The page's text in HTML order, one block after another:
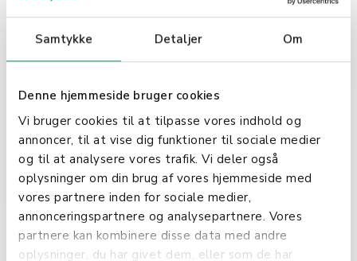
Samtykke Detaljer Om
Denne hjemmeside bruger cookies
Vi bruger cookies til at tilpasse vores indhold og
annoncer, til at vise dig funktioner til sociale medier
og til at analysere vores trafik. Vi deler også
oplysninger om din brug af vores hjemmeside med
vores partnere inden for sociale medier,
annonceringspartnere og analysepartnere. Vores
partnere kan kombinere disse data med andre
oplysninger, du har givet dem, eller som de har
De viktigste
funksjonene i en
kommer med en rekke funksjoner
designet for å møte behovene til
både små og store virksomheter.
Viktige funksjoner inkluderer
kontaktløs betaling, integrasjon
med ulike betalingssystemer,
robust sikkerhet for å beskytte mot